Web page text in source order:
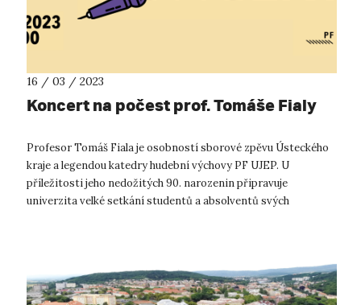
16 / 03 / 2023
Koncert na počest prof. Tomáše Fialy
Profesor Tomáš Fiala je osobností sborové zpěvu Ústeckého
kraje a legendou katedry hudební výchovy PF UJEP. U
příležitosti jeho nedožitých 90. narozenin připravuje
univerzita velké setkání studentů a absolventů svých